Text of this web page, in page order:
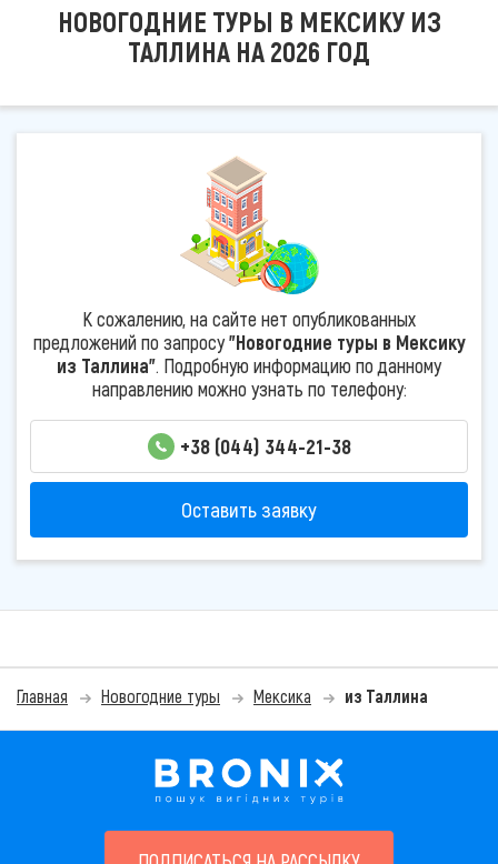
НОВОГОДНИЕ ТУРЫ В МЕКСИКУ ИЗ
ТАЛЛИНА НА 2026 ГОД
К сожалению, на сайте нет опубликованных
предложений по запросу"Новогодние туры в Мексику
из Таллина". Подробную информацию по данному
направлению можно узнать по телефону:
+38 (044) 344-21-38
Оставить заявку
Главная Новогодние туры Мексика из Таллина